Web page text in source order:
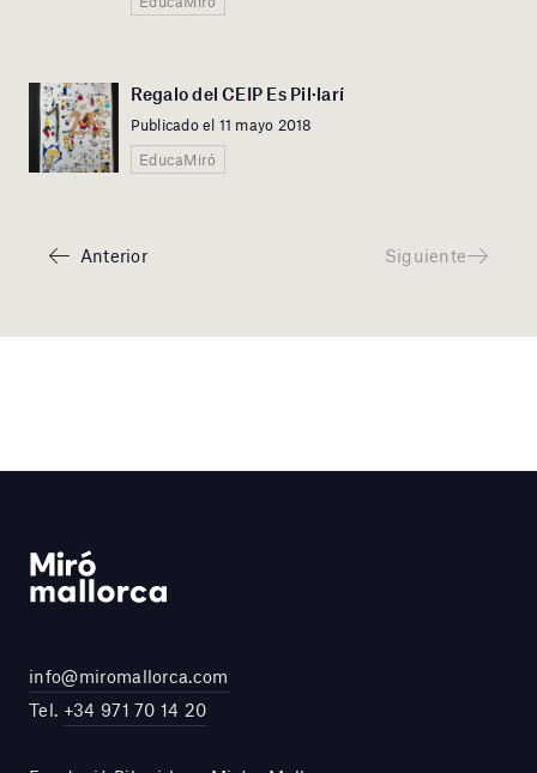
Regalo del CEIP Es Pil·larí
Publicado el 11 mayo 2018
EducaMiró
Anterior Siguiente
info@miromallorca.com
Tel. +34 971 70 14 20